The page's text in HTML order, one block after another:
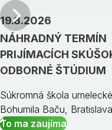
NÁHRADNÝ TERMÍN
PRIJÍMACÍCH
ODBORNÉ ŠTÚDIUM
19.8.2026
Súkromná škola
Bohumila Baču,
To ma zaujíma
Predchádzajúci